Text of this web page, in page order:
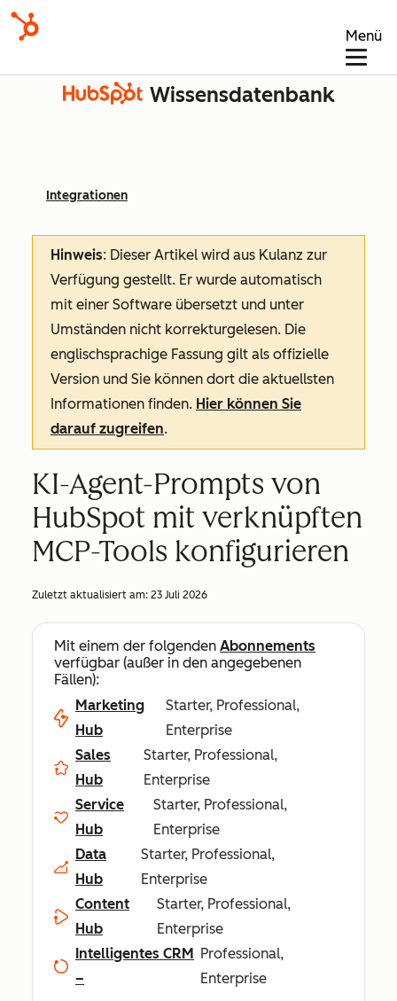
Menü
Wissensdatenbank
Integrationen
Hinweis: Dieser Artikel wird aus Kulanz zur
Verfügung gestellt. Er wurde automatisch
mit einer Software übersetzt und unter
Umständen nicht korrekturgelesen. Die
englischsprachige Fassung gilt als offizielle
Version und Sie können dort die aktuellsten
Informationen finden. Hier können Sie
darauf zugreifen.
KI-Agent-Prompts von
HubSpot mit verknüpften
MCP-Tools konfigurieren
Zuletzt aktualisiert am: 23 Juli 2026
Mit einem der folgenden Abonnements
verfügbar (außer in den angegebenen
Fällen):
Marketing
Hub
Starter, Professional,
Enterprise
Sales
Hub
Starter, Professional,
Enterprise
Service
Hub
Starter, Professional,
Enterprise
Data
Hub
Starter, Professional,
Enterprise
Content
Hub
Starter, Professional,
Enterprise
Intelligentes CRM
–
Professional,
Enterprise